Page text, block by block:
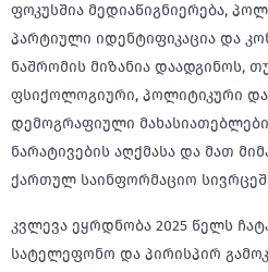
ფოკუსშია მედიაწიგნიერება,
პარტიული იდენტიფიკაცია და
ნაშრომის მიზანია დაადგინოს,
ფსიქოლოგიური, პოლიტიკური
დემოგრაფიული
ნარატივების აღქმასა და მათ
ქართულ საინფორმაციო
კვლევა ეყრდნობა 2025 წელს
სატელეფონო და პირისპირ